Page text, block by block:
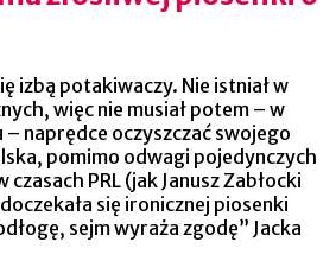
izbą potakiwaczy. Nie istniał w
więc nie musiał potem – w
– naprędce oczyszczać swojego
pomimo odwagi pojedynczych
PRL (jak Janusz Zabłocki
się ironicznej piosenki
sejm wyraża zgodę” Jacka